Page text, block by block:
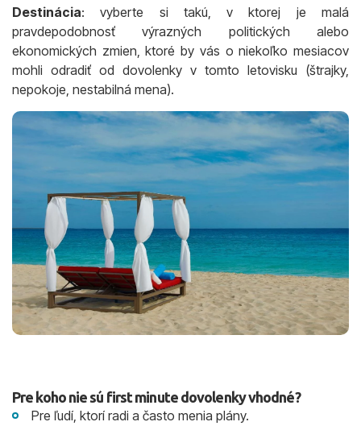
Destinácia: vyberte si takú, v ktorej je malá
pravdepodobnosť výrazných politických alebo
ekonomických zmien, ktoré by vás o niekoľko mesiacov
mohli odradiť od dovolenky v tomto letovisku (štrajky,
nepokoje, nestabilná mena).
Pre koho nie sú first minute dovolenky vhodné?
Pre ľudí, ktorí radi a často menia plány.